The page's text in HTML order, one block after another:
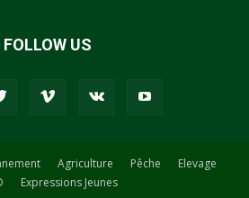
FOLLOW US
Agriculture Pêche
Elevage
Expressions Jeunes